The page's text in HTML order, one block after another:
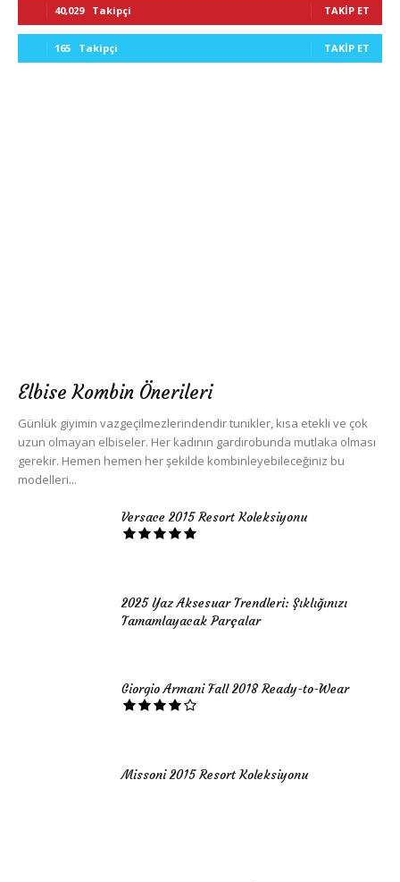
40,029 Takipçi TAKIP ET
165 Takipçi TAKIP ET
Elbise Kombin Önerileri
Günlük giyimin vazgeçilmezlerindendir tunikler, kısa etekli ve çok
uzun olmayan elbiseler. Her kadının gardırobunda mutlaka olması
gerekir. Hemen hemen her şekilde kombinleyebileceğiniz bu
modelleri...
Versace 2015 Resort Koleksiyonu
2025 Yaz Aksesuar Trendleri: Şıklığınızı
Tamamlayacak Parçalar
Giorgio Armani Fall 2018 Ready-to-Wear
Missoni 2015 Resort Koleksiyonu